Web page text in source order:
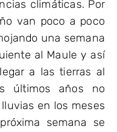
climáticas. Por
van poco a poco
una semana
al Maule y así
a las tierras al
últimos años no
en los meses
semana se